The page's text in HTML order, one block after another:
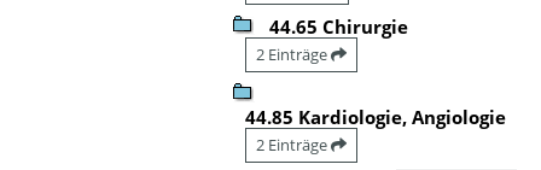
44.65 Chirurgie
2 Einträge
44.85 Kardiologie, Angiologie
2 Einträge